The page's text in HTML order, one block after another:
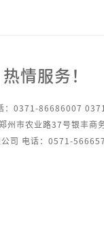
情服务！
：0371-86686007
州市农业路37号银丰商
公司 电话：0571-